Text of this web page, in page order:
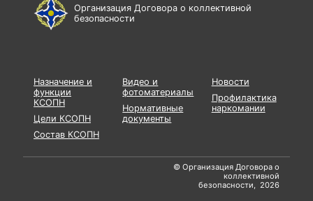
Организация Договора о коллективной
безопасности
Назначение и
функции
КСОПН
Цели КСОПН
Состав КСОПН
Видео и
фотоматериалы
Нормативные
документы
Новости
Профилактика
наркомании
© Организация Договора о
коллективной
безопасности, 2026